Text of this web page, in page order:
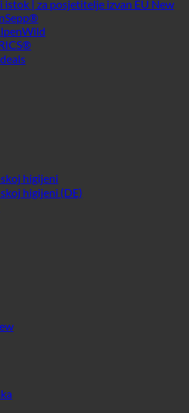
| za posjetitelje izvan EU
higijeni
higijeni (DE)